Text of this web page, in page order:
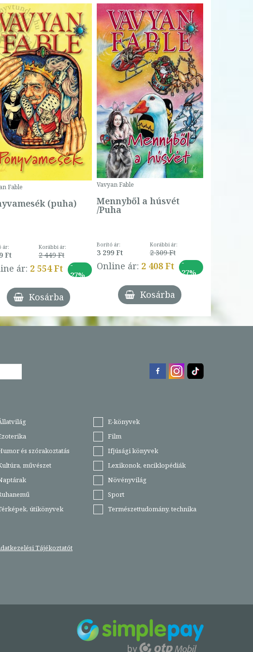
Fable
(puha)
ár:
Ft
Korábbi ár:
2 449 Ft
ár: 2 554 Ft
-
27%
Kosárba
Vavyan Fable
Mennyből a húsvét
/Puha
Borító ár:
3 299 Ft
Korábbi ár:
2 309 Ft
Online ár: 2 408 Ft
-
27%
Kosárba
E-könyvek
Film
és szórakoztatás
Ifjúsági könyvek
művészet
Lexikonok, enciklopédiák
Növényvilág
Sport
útikönyvek
Természettudomány, technika
Tájékoztatót